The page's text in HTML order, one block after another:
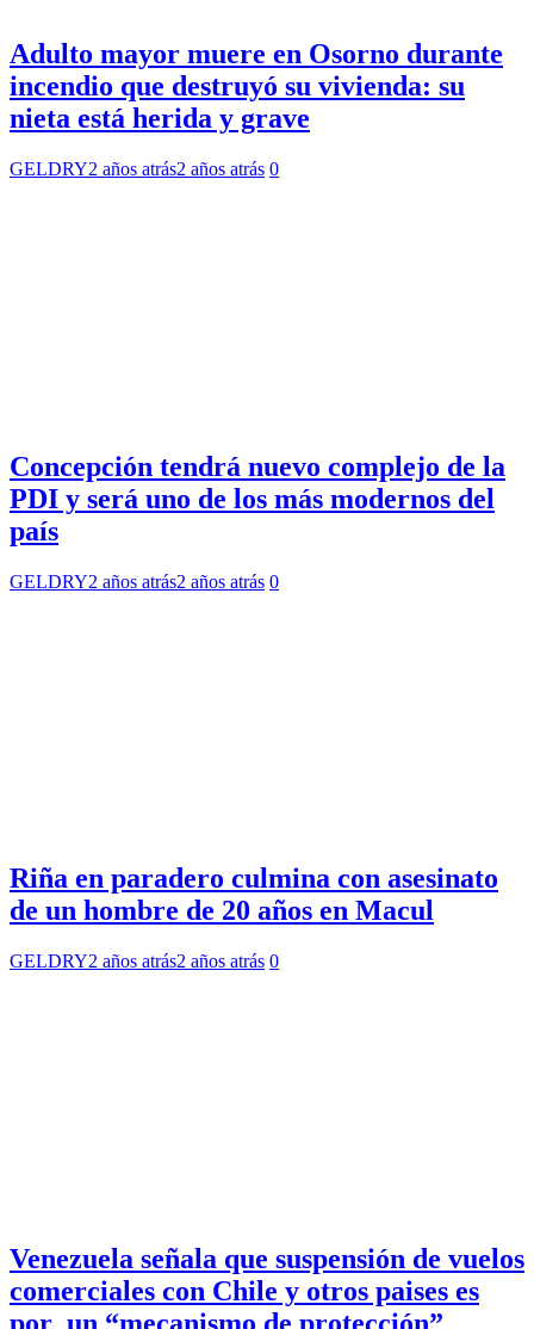
Adulto mayor muere en Osorno durante
incendio que destruyó su vivienda: su
nieta está herida y grave
GELDRY2 años atrás2 años atrás 0
Concepción tendrá nuevo complejo de la
PDI y será uno de los más modernos del
país
GELDRY2 años atrás2 años atrás 0
Riña en paradero culmina con asesinato
de un hombre de 20 años en Macul
GELDRY2 años atrás2 años atrás 0
Venezuela señala que suspensión de vuelos
comerciales con Chile y otros paises es